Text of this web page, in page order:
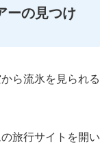
ーの見つけ
ら流氷を見られる
旅行サイトを開い